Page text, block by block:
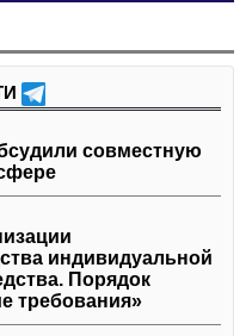
совместную
индивидуальной
Порядок
требования»